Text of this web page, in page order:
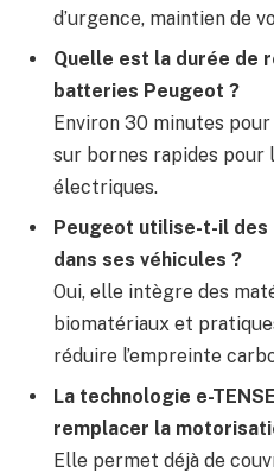
d’urgence, maintien de
Quelle est la durée de
batteries Peugeot ?
Environ 30 minutes
sur bornes rapides pour
électriques.
Peugeot utilise-t-il des
dans ses véhicules ?
Oui, elle intègre des
biomatériaux et
réduire l’empreinte
La technologie e-
remplacer la
Elle permet déjà de